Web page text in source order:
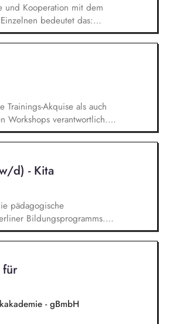
und Kooperation mit dem
bedeutet das:
Gesamtprojektes,
der Geschäftsstelle
und Spenden
Akquise als auch
Workshops verantwortlich.
für Trainings
Schulen, Sportvereine
Eigenständige
in digitalen Formaten sowie
d) - Kita
pädagogische
Bildungsprogramms.
Mitarbeiterinnen
Aufgaben der
des SPZ.
- gBmbH